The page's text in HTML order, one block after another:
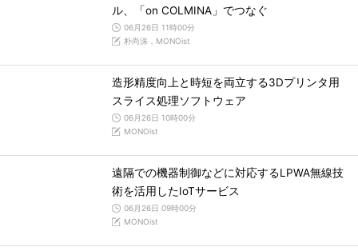
ル、「on COLMINA」でつなぐ
06月26日 11時00分
朴尚洙，MONOist
造形精度向上と時短を両立する3Dプリンタ用
スライス処理ソフトウェア
06月26日 10時00分
MONOist
遠隔での機器制御などに対応するLPWA無線技
術を活用したIoTサービス
06月26日 09時00分
MONOist